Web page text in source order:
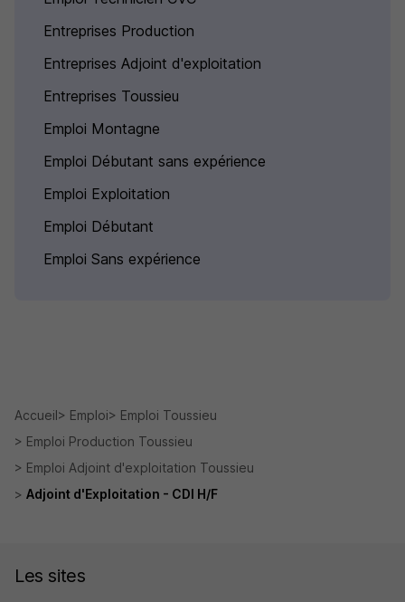
Entreprises Production
Entreprises Adjoint d'exploitation
Entreprises Toussieu
Emploi Montagne
Emploi Débutant sans expérience
Emploi Exploitation
Emploi Débutant
Emploi Sans expérience
Accueil Emploi
Emploi Toussieu
Emploi Production Toussieu
Emploi Adjoint d'exploitation Toussieu
Adjoint d'Exploitation - CDI H/F
Les sites